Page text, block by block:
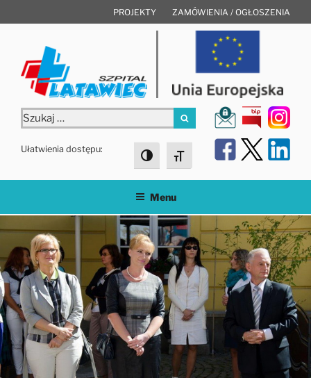
do
PROJEKTY ZAMÓWIENIA / OGŁOSZENIA
Szukaj:
Szukaj
Ułatwienia dostępu:
Toggle High Contrast
Toggle Font size
Menu